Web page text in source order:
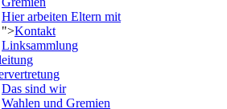
Hier arbeiten Eltern mit
">Kontakt
Linksammlung
Das sind wir
Wahlen und Gremien